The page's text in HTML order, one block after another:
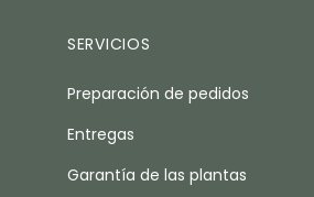
SERVICIOS
Preparación de pedidos
Entregas
Garantía de las plantas